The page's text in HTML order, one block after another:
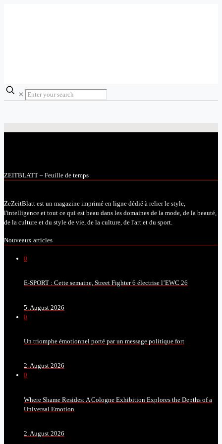
✕
ZEITBLATT – Feuille de temps
ZeZeitBlatt est un magazine imprimé en ligne dédié à relier le style,
l'intelligence et tout ce qui est beau dans les domaines de la mode, de la beauté,
de la culture et du style de vie, de la culture, de l'art et du sport.
Nouveaux articles
0
E-SPORT : Cette semaine, Street Fighter 6 électrise l’EWC 26
5. August 2026
0
Un triomphe émotionnel porté par un message politique fort
2. August 2026
0
Where Shame Resides: A Cologne Exhibition Explores the Depths of a
Universal Emotion
2. August 2026